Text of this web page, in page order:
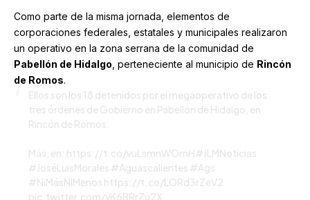
Como parte de la misma jornada, elementos de
corporaciones federales, estatales y municipales realizaron
un operativo en la zona serrana de la comunidad de
Pabellón de Hidalgo , perteneciente al municipio de Rincón
de Romos.
Ellos son los 18 detenidos por el megaoperativo de los
tres órdenes de Gobierno en Pabellón de Hidalgo, en
Rincón de Romos.
Más, en: https://t.co/vuLsmnWOmH#JLMNoticias
#JoséLuisMorales #Aguascalientes #Ags
#NiMásNIMenos https://t.co/LORd3rZeV2
pic.twitter.com/vK6BRrZu2X